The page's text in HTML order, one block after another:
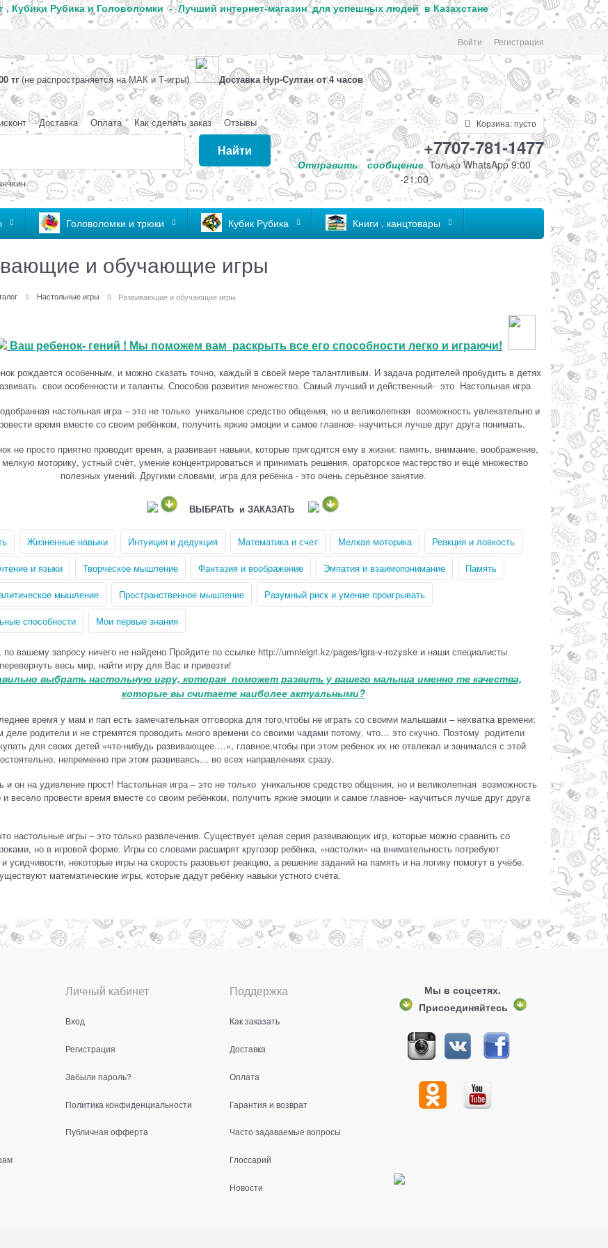
Кубики Рубика и Головоломки - Лучший интернет-магазин для успешных людей в Казахстане
Войти Регистрация
тг(не распространяется на МАК и Т-игры) Доставка Нур-Султан от 4 часов
Доставка Оплата Как сделать заказ Отзывы
Найти
Корзина:пусто
+7707-781-1477
Отправить сообщениеТолько WhatsApp 9:00
-21:00
Головоломки и трюки Кубик Рубика Книги , канцтовары
и обучающие игры
Настольные игры Развивающие и обучающие игры
Ваш ребенок- гений ! Мы поможем вам раскрыть все его способности легко и играючи!
рождается особенным, и можно сказать точно, каждый в своей мере талантливым. И задача родителей пробудить в детях
свои особенности и таланты. Способов развития множество. Самый лучший и действенный- это Настольная игра
настольная игра – это не только уникальное средство общения, но и великолепная возможность увлекательно и
время вместе со своим ребёнком, получить яркие эмоции и самое главное- научиться лучше друг друга понимать.
не просто приятно проводит время, а развивает навыки, которые пригодятся ему в жизни: память, внимание, воображение,
мелкую моторику, устный счёт, умение концентрироваться и принимать решения, ораторское мастерство и ещё множество
полезных умений. Другими словами, игра для ребёнка - это очень серьёзное занятие.
ВЫБРАТЬ и ЗАКАЗАТЬ
Жизненные навыки Интуиция и дедукция Математика и счет Мелкая моторика
Реакция и ловкость
и языки
Творческое мышление Фантазия и воображение Эмпатия и взаимопонимание
Память
мышление
Пространственное мышление
Разумный риск и умение проигрывать
способности
Мои первые знания
вашему запросу ничего не найдено Пройдите по ссылке http://umnieigri.kz/pages/igra-v-rozyske и наши специалисты
весь мир, найти игру для Вас и привезти!
выбрать настольную игру, которая поможет развить у вашего малыша именно те качества,
которые вы считаете наиболее актуальными?
время у мам и пап есть замечательная отговорка для того,чтобы не играть со своими малышами – нехватка времени;
деле родители и не стремятся проводить много времени со своими чадами потому, что… это скучно. Поэтому родители
для своих детей «что-нибудь развивающее….», главное,чтобы при этом ребенок их не отвлекал и занимался с этой
непременно при этом развиваясь… во всех направлениях сразу.
и он на удивление прост! Настольная игра – это не только уникальное средство общения, но и великолепная возможность
и весело провести время вместе со своим ребёнком, получить яркие эмоции и самое главное- научиться лучше друг друга
настольные игры – это только развлечения. Существует целая серия развивающих игр, которые можно сравнить со
но в игровой форме. Игры со словами расширят кругозор ребёнка, «настолки» на внимательность потребуют
и усидчивости, некоторые игры на скорость разовьют реакцию, а решение заданий на память и на логику помогут в учёбе.
математические игры, которые дадут ребёнку навыки устного счёта.
Личный кабинет
Вход
Регистрация
Забыли пароль?
Политика конфиденциальности
Публичная офферта
Поддержка
Как заказать
Доставка
Оплата
Гарантия и возврат
Часто задаваемые вопросы
Глоссарий
Новости
Мы в соцсетях.
Присоединяйтесь